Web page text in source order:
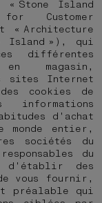
« Stone Island
Customer
« Architecture
Island »), qui
différentes
magasin,
sites Internet
cookies de
d'achat
monde entier,
sociétés du
du
des
vous fournir,
préalable qui